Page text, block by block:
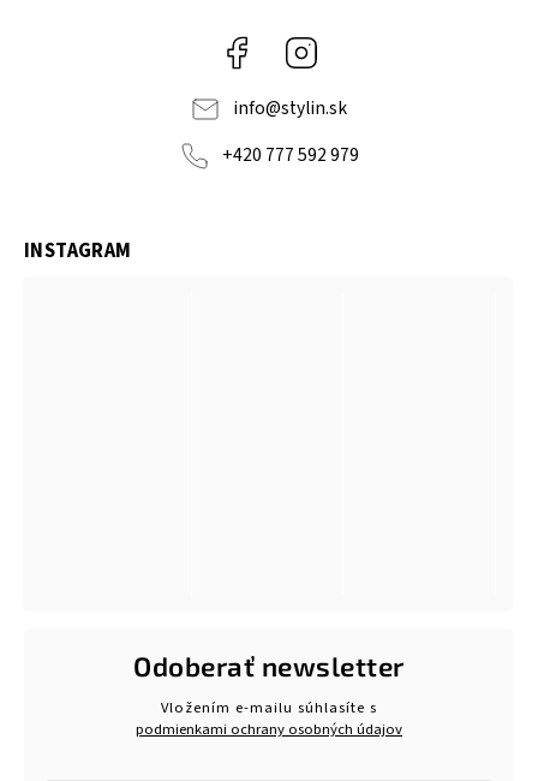
Facebook
info@stylin.sk
+420 777 592 979
INSTAGRAM
Odoberať newsletter
Vložením e-mailu súhlasíte s
podmienkami ochrany osobných údajov